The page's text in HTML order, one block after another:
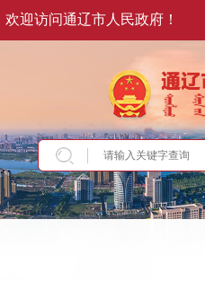
欢迎访问通辽市人民政府！